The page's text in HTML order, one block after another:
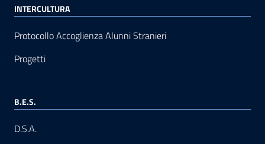
INTERCULTURA
Protocollo Accoglienza Alunni Stranieri
Progetti
B.E.S.
D.S.A.